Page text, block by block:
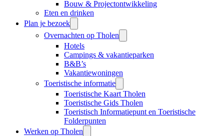
Bouw & Projectontwikkeling
Eten en drinken
Plan je bezoek
Overnachten op Tholen
Hotels
Campings & vakantieparken
B&B’s
Vakantiewoningen
Toeristische informatie
Toeristische Kaart Tholen
Toeristische Gids Tholen
Toeristisch Informatiepunt en Toeristische
Folderpunten
Werken op Tholen